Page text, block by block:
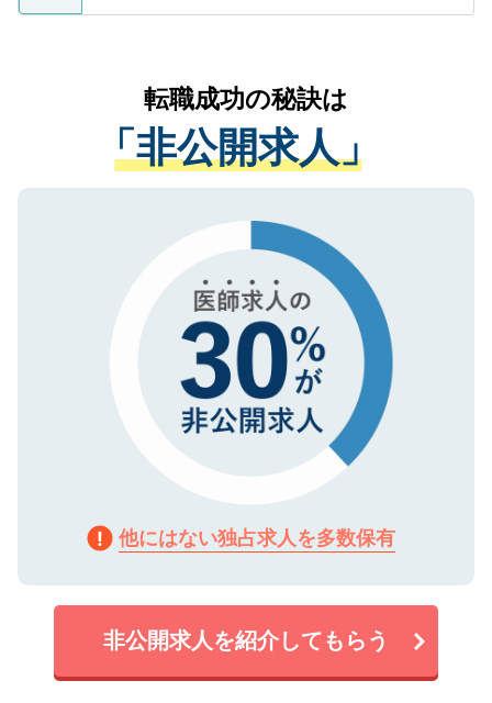
ているすべての個人データはご本人の許可
は、個人情報の取り扱いについての厳密な
管理基準を満たした事業者のみに付与され
る、プライバシーマークを取得済みです。
で、機密保持に関してもご安心ください。
かがいして、現在の医療機関の状況や紹介
経験をまじえながら、適切なアドバイスを
させていただきます。すぐにご転職をされ
ない方には、長期的なサポートが可能です
ので、まずはご登録ください。
転職成功の秘訣は
「非公開求人」
他にはない独占求人を多数保有
非公開求人を紹介してもらう